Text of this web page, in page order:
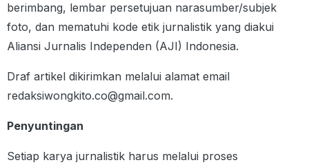
berimbang, lembar persetujuan narasumber/subjek
foto, dan mematuhi kode etik jurnalistik yang diakui
Aliansi Jurnalis Independen (AJI) Indonesia.
Draf artikel dikirimkan melalui alamat email
redaksiwongkito.co@gmail.com.
Penyuntingan
Setiap karya jurnalistik harus melalui proses